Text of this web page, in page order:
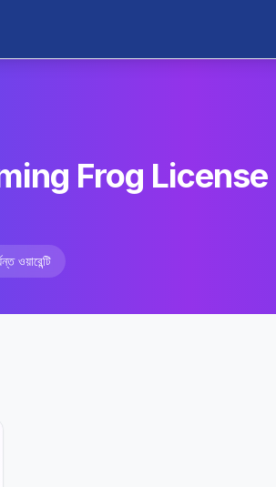
Frog
ওয়ারেন্টি